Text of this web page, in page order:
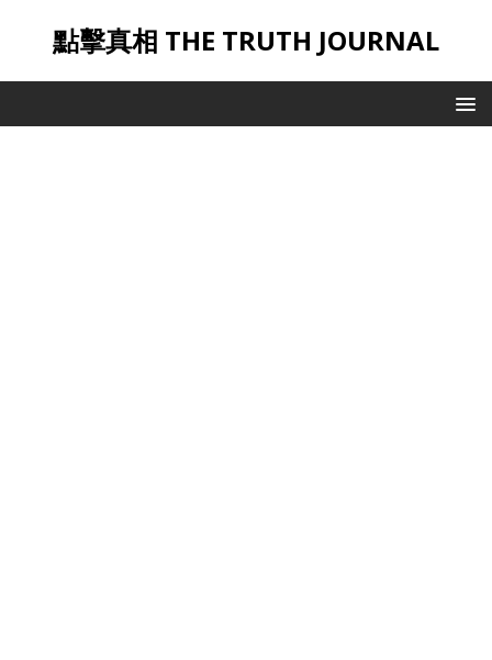
點擊真相 THE TRUTH JOURNAL